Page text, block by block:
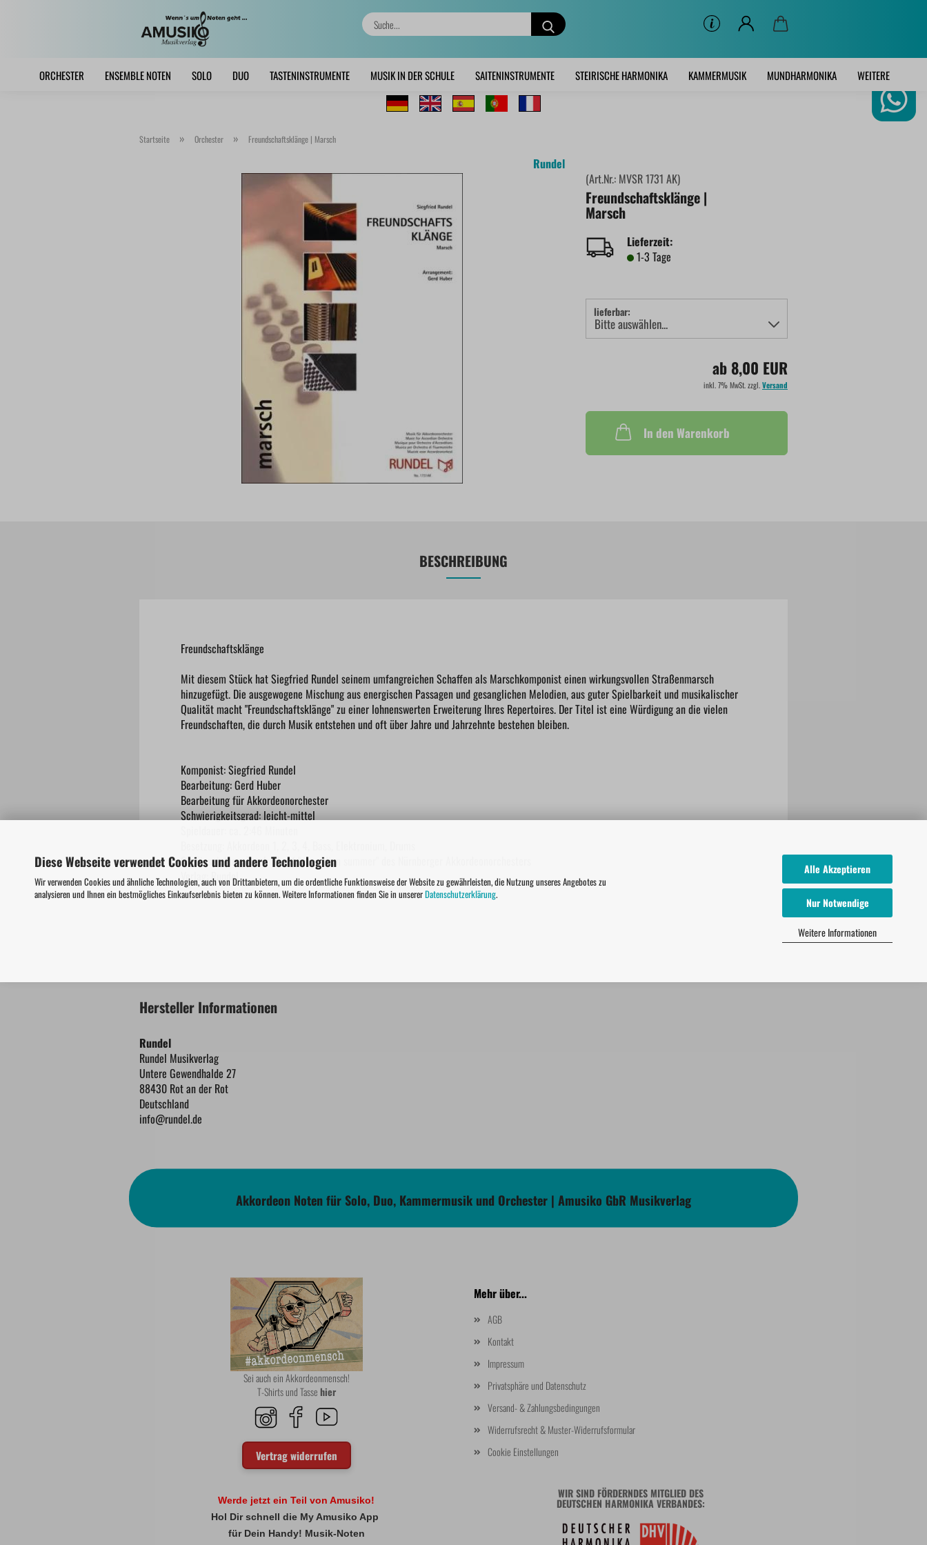
Diese Webseite verwendet Cookies und andere Technologien
Wir verwenden Cookies und ähnliche Technologien, auch von Drittanbietern, um die ordentliche Funktionsweise der Website zu gewährleisten, die Nutzung unseres Angebotes zu
analysieren und Ihnen ein bestmögliches Einkaufserlebnis bieten zu können. Weitere Informationen finden Sie in unsererDatenschutzerklärung.
Alle Akzeptieren
Nur Notwendige
Weitere Informationen
Suche...
ORCHESTER ENSEMBLE NOTEN SOLO DUO TASTENINSTRUMENTE MUSIK IN DER SCHULE SAITENINSTRUMENTE STEIRISCHE HARMONIKA KAMMERMUSIK MUNDHARMONIKA WEITERE
Startseite » Orchester » Freundschaftsklänge | Marsch
Rundel
(Art.Nr.: MVSR 1731 AK)
Freundschaftsklänge |
Marsch
Lieferzeit:
1-3 Tage
lieferbar:
ab 8,00 EUR
inkl. 7% MwSt. zzgl.Versand
In den Warenkorb
BESCHREIBUNG
Freundschaftsklänge
Mit diesem Stück hat Siegfried Rundel seinem umfangreichen Schaffen als Marschkomponist einen wirkungsvollen Straßenmarsch
hinzugefügt. Die ausgewogene Mischung aus energischen Passagen und gesanglichen Melodien, aus guter Spielbarkeit und musikalischer
Qualität macht "Freundschaftsklänge" zu einer lohnenswerten Erweiterung Ihres Repertoires. Der Titel ist eine Würdigung an die vielen
Freundschaften, die durch Musik entstehen und oft über Jahre und Jahrzehnte bestehen bleiben.
Komponist: Siegfried Rundel
Bearbeitung: Gerd Huber
Bearbeitung für Akkordeonorchester
Schwierigkeitsgrad: leicht-mittel
CD-Einspielung: Track 17 auf "accordion summer" des Nürnberger Akkordeonorchesters
Verlag: Rundel
Hersteller Informationen
Rundel
Rundel Musikverlag
Untere Gewendhalde 27
88430 Rot an der Rot
Deutschland
info@rundel.de
Akkordeon Noten für Solo, Duo, Kammermusik und Orchester | Amusiko GbR Musikverlag
Sei auch ein Akkordeonmensch!
T-Shirts und Tassehier
Vertrag widerrufen
Mehr über...
AGB
Kontakt
Impressum
Privatsphäre und Datenschutz
Versand- & Zahlungsbedingungen
Widerrufsrecht & Muster-Widerrufsformular
Cookie Einstellungen
Werde jetzt ein Teil von Amusiko!
Hol Dir schnell die My Amusiko App
für Dein Handy! Musik-Noten
WIR SIND FÖRDERNDES MITGLIED DES
DEUTSCHEN HARMONIKA VERBANDES: